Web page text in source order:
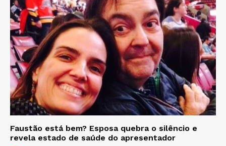
Faustão está bem? Esposa quebra o silêncio e
revela estado de saúde do apresentador